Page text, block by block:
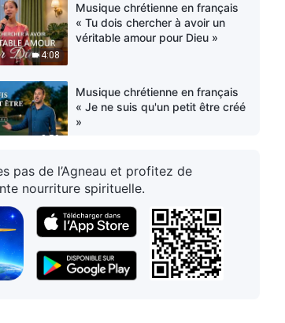
4:08
Musique chrétienne en français
« Tu dois chercher à avoir un
véritable amour pour Dieu »
3:59
Musique chrétienne en français
« Je ne suis qu'un petit être créé
»
3:05
Musique chrétienne en français
« Es-tu véritablement confiant
d'être un témoin de Dieu ? »
Musique chrétienne en français
« Les brebis de Dieu entendent
pas de l’Agneau et profitez de
nourriture spirituelle.